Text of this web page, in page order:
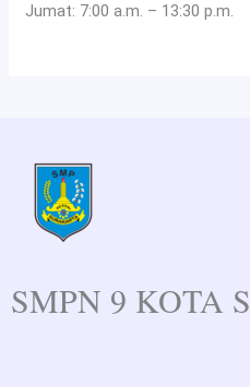
Jumat: 7:00 a.m. – 13:30 p.m.
SMPN 9 KOTA